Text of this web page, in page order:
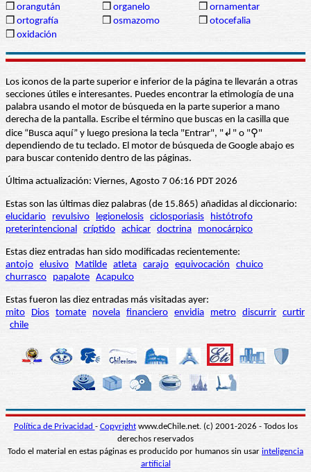
❒ orangután ❒ organelo ❒ ornamentar
❒ ortografía ❒ osmazomo ❒ otocefalia
❒ oxidación
Los iconos de la parte superior e inferior de la página te llevarán a otras
secciones útiles e interesantes. Puedes encontrar la etimología de una
palabra usando el motor de búsqueda en la parte superior a mano
derecha de la pantalla. Escribe el término que buscas en la casilla que
dice “Busca aquí” y luego presiona la tecla "Entrar", "↲" o "⚲"
dependiendo de tu teclado. El motor de búsqueda de Google abajo es
para buscar contenido dentro de las páginas.
Última actualización: Viernes, Agosto 7 06:16 PDT 2026
Estas son las últimas diez palabras (de 15.865) añadidas al diccionario:
elucidario
revulsivo legionelosis ciclosporiasis
histótrofo
preterintencional críptido achicar doctrina monocárpico
Estas diez entradas han sido modificadas recientemente:
antojo elusivo Matilde atleta carajo equivocación
chuico
churrasco
papalote Acapulco
Estas fueron las diez entradas más visitadas ayer:
mito
Dios tomate novela financiero envidia metro discurrir curtir
chile
Política de Privacidad - Copyrightwww.deChile.net. (c) 2001-2026 - Todos los
derechos reservados
Todo el material en estas páginas es producido por humanos sin usar inteligencia
artificial